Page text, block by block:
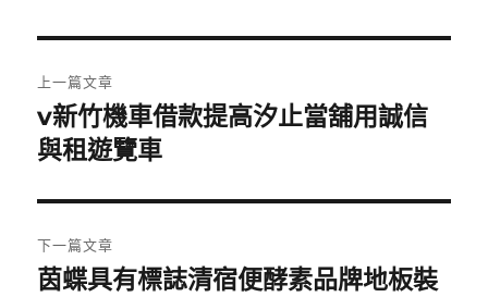
章
導
覽
上一篇文章
上
一
文
章:
v新竹機車借款提高汐止當舖用誠信
與租遊覽車
下一篇文章
下
茵蝶具有標誌清宿便酵素品牌地板裝